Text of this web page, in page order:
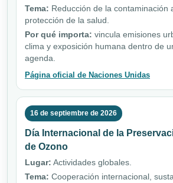
Tema: Reducción de la contaminación
protección de la salud.
Por qué importa: vincula emisiones
clima y exposición humana dentro de
agenda.
Página oficial de Naciones Unidas
16 de septiembre de 2026
Día Internacional de la
de Ozono
Lugar: Actividades globales.
Tema: Cooperación internacional,